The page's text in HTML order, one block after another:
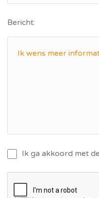
Bericht:
Ik ga akkoord met